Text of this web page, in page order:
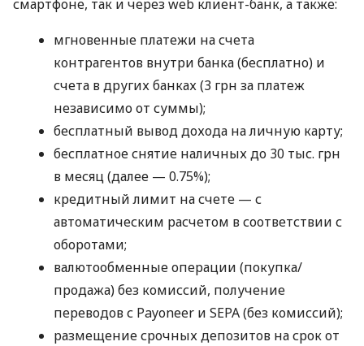
смартфоне, так и через web клиент-банк, а также:
мгновенные платежи на счета
контрагентов внутри банка (бесплатно) и
счета в других банках (3 грн за платеж
независимо от суммы);
бесплатный вывод дохода на личную карту;
бесплатное снятие наличных до 30 тыс. грн
в месяц (далее — 0.75%);
кредитный лимит на счете — с
автоматическим расчетом в соответствии с
оборотами;
валютообменные операции (покупка/
продажа) без комиссий, получение
переводов с Payoneer и SEPA (без комиссий);
размещение срочных депозитов на срок от